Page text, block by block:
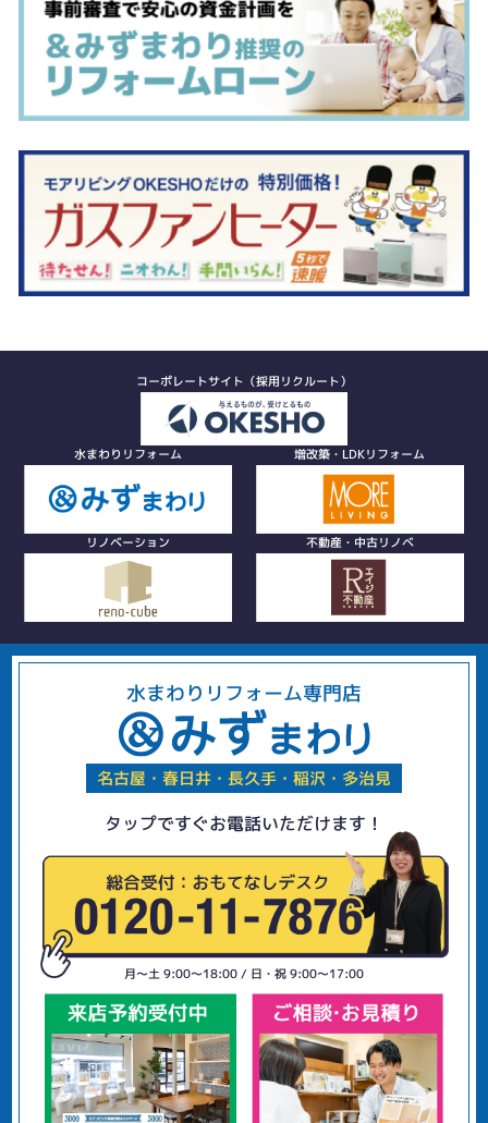
コーポレートサイト（採用リクルート）
水まわりリフォーム 増改築・LDKリフォーム
リノベーション 不動産・中古リノベ
水まわりリフォーム専門店
名古屋・春日井・長久手・稲沢・多治見
タップですぐお電話いただけます！
月〜土 9:00〜18:00 / 日・祝 9:00〜17:00